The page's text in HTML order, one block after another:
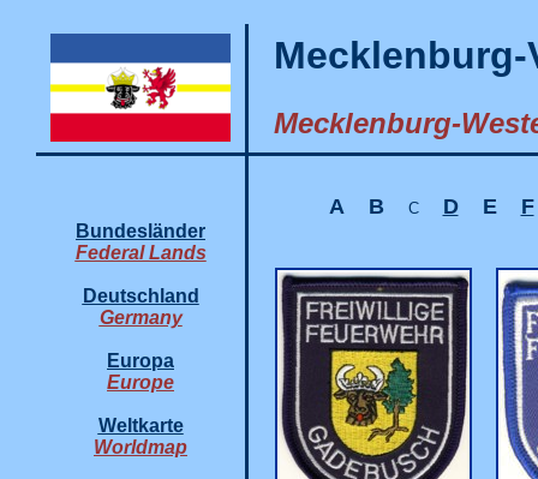
Mecklenburg-
Bundesländer
Federal Lands
Deutschland
Germany
Europa
Europe
Weltkarte
Worldmap
A B C D E F